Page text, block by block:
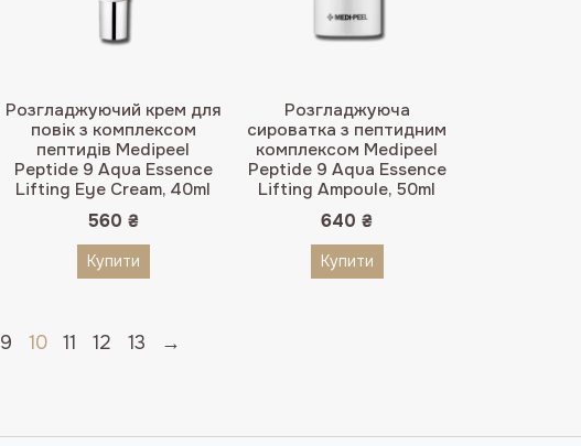
Розгладжуючий крем для
повік з комплексом
пептидів Medipeel
Peptide 9 Aqua Essence
Lifting Eye Cream, 40ml
560 ₴
Купити
Розгладжуюча
сироватка з пептидним
комплексом Medipeel
Peptide 9 Aqua Essence
Lifting Ampoule, 50ml
640₴
Купити
9 10 11 12 13 →